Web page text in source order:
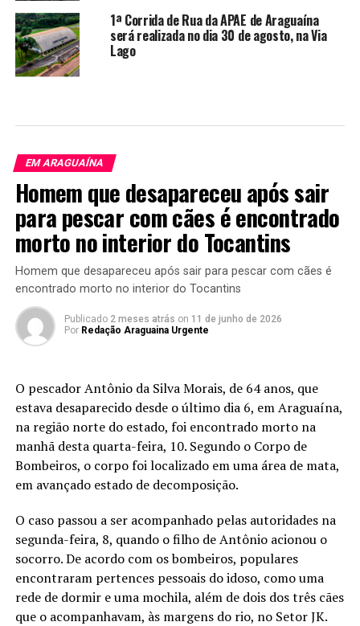
1ª Corrida de Rua da APAE de Araguaína
será realizada no dia 30 de agosto, na Via
Lago
EM ARAGUAÍNA
Homem que desapareceu após sair
para pescar com cães é encontrado
morto no interior do Tocantins
Homem que desapareceu após sair para pescar com cães é
encontrado morto no interior do Tocantins
Publicado 2 meses atrás on 11 de junho de 2026
Por Redação Araguaina Urgente
O pescador Antônio da Silva Morais, de 64 anos, que
estava desaparecido desde o último dia 6, em Araguaína,
na região norte do estado, foi encontrado morto na
manhã desta quarta-feira, 10. Segundo o Corpo de
Bombeiros, o corpo foi localizado em uma área de mata,
em avançado estado de decomposição.
O caso passou a ser acompanhado pelas autoridades na
segunda-feira, 8, quando o filho de Antônio acionou o
socorro. De acordo com os bombeiros, populares
encontraram pertences pessoais do idoso, como uma
rede de dormir e uma mochila, além de dois dos três cães
que o acompanhavam, às margens do rio, no Setor JK.